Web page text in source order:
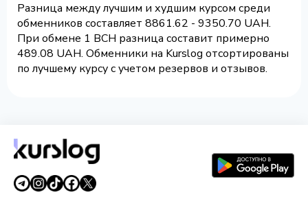
Разница между лучшим и худшим курсом среди
обменников составляет 8861.62 - 9350.70 UAH.
При обмене 1 BCH разница составит примерно
489.08 UAH. Обменники на Kurslog отсортированы
по лучшему курсу с учетом резервов и отзывов.